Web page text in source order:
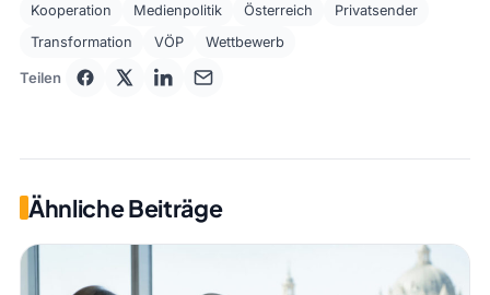
Kooperation Medienpolitik Österreich
Privatsender
Transformation
VÖP Wettbewerb
Teilen
Ähnliche Beiträge